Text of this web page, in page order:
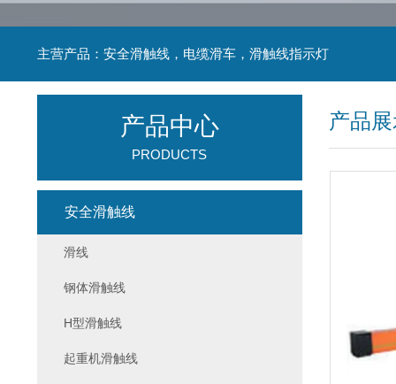
主营产品：安全滑触线，电缆滑车，滑触线指示灯
产品
产品中心
PRODUCTS
安全滑触线
滑线
钢体滑触线
H型滑触线
起重机滑触线